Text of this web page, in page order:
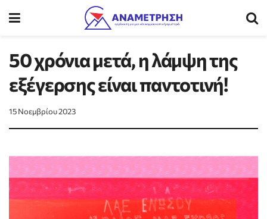
50 χρόνια μετά, η λάμψη της
εξέγερσης είναι παντοτινή!
15 Νοεμβρίου 2023